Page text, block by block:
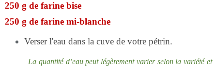
250 g de farine bise
250 g de farine mi-blanche
Verser l'eau dans la cuve de votre pétrin.
La quantité d’eau peut légèrement varier selon la variété et